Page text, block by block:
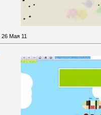
26 Мая 11